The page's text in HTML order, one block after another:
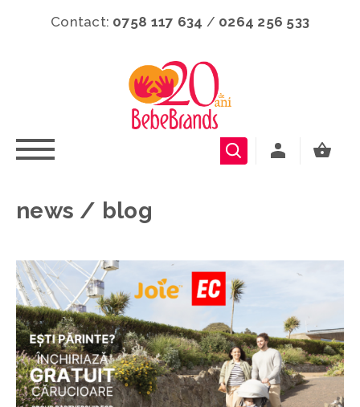
Contact: 0758 117 634 / 0264 256 533
news / blog